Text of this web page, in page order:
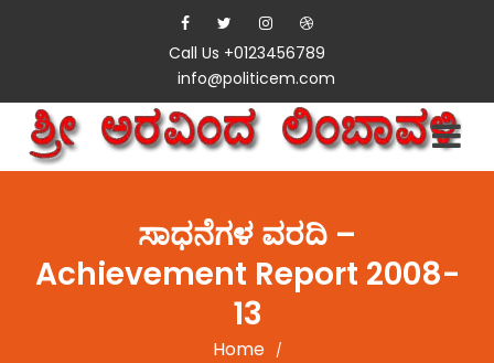
Call Us +0123456789
info@politicem.com
ಸಾಧನೆಗಳ ವರದಿ –
Achievement Report 2008-
13
Home /